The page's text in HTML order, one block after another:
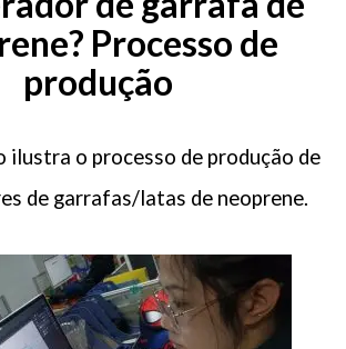
Seu nome (obrigatório)
Seu email (obrigatório)
Sua mensagem
Processo de
produção
ilustra o processo de produção de
de garrafas/latas de neoprene.